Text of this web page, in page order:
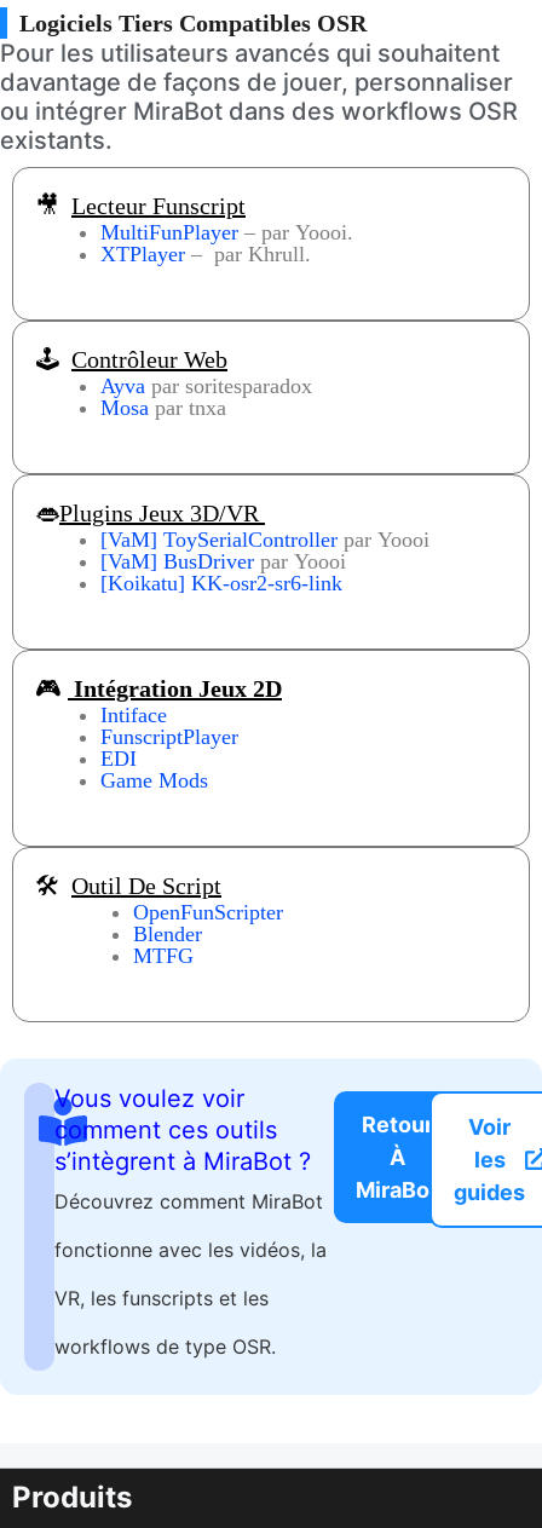
Logiciels Tiers Compatibles OSR
Pour les utilisateurs avancés qui souhaitent
davantage de façons de jouer, personnaliser
ou intégrer MiraBot dans des workflows OSR
existants.
🎥 Lecteur Funscript
MultiFunPlayer – par Yoooi.
XTPlayer – par Khrull.
🕹️ Contrôleur Web
Ayva par soritesparadox
Mosa par tnxa
👄Plugins Jeux 3D/VR
[VaM] ToySerialController par Yoooi
[VaM] BusDriver par Yoooi
[Koikatu] KK-osr2-sr6-link
🎮 Intégration Jeux 2D
Intiface
FunscriptPlayer
EDI
Game Mods
🛠️ Outil De Script
OpenFunScripter
Blender
MTFG
Vous voulez voir
comment ces outils
s’intègrent à MiraBot ?
Découvrez comment MiraBot
fonctionne avec les vidéos, la
VR, les funscripts et les
workflows de type OSR.
Retour
À
MiraBot
Voir
les
guides
Produits